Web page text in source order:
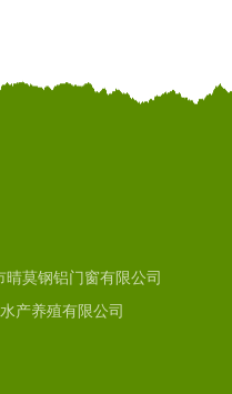
莫钢铝门窗有限公司
产养殖有限公司